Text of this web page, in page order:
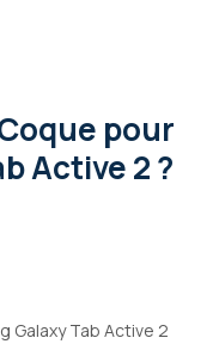
pour
Active 2 ?
Galaxy Tab Active 2